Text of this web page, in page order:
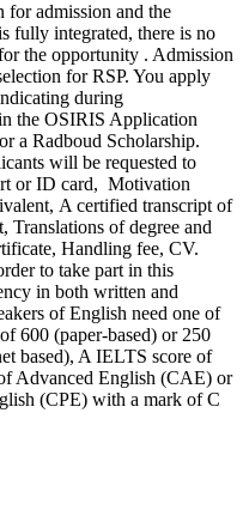
for admission and the
fully integrated, there is no
the opportunity . Admission
for RSP. You apply
during
the OSIRIS Application
a Radboud Scholarship.
will be requested to
or ID card, Motivation
A certified transcript of
Translations of degree and
Handling fee, CV.
to take part in this
in both written and
of English need one of
600 (paper-based) or 250
based), A IELTS score of
Advanced English (CAE) or
(CPE) with a mark of C